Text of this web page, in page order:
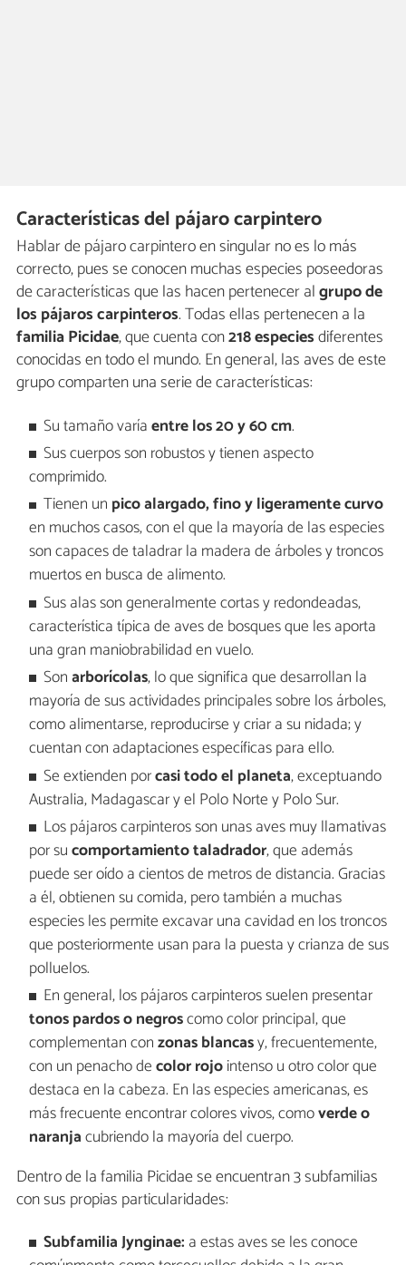
Características del pájaro carpintero
Hablar de pájaro carpintero en singular no es lo más
correcto, pues se conocen muchas especies poseedoras
de características que las hacen pertenecer algrupo de
los pájaros carpinteros. Todas ellas pertenecen a la
familia Picidae, que cuenta con218 especiesdiferentes
conocidas en todo el mundo. En general, las aves de este
grupo comparten una serie de características:
Su tamaño varíaentre los 20 y 60 cm.
Sus cuerpos son robustos y tienen aspecto
comprimido.
Tienen un pico alargado, fino y ligeramente curvo
en muchos casos, con el que la mayoría de las especies
son capaces de taladrar la madera de árboles y troncos
muertos en busca de alimento.
Sus alas son generalmente cortas y redondeadas,
característica típica de aves de bosques que les aporta
una gran maniobrabilidad en vuelo.
Sonarborícolas, lo que significa que desarrollan la
mayoría de sus actividades principales sobre los árboles,
como alimentarse, reproducirse y criar a su nidada; y
cuentan con adaptaciones específicas para ello.
Se extienden porcasi todo el planeta, exceptuando
Australia, Madagascar y el Polo Norte y Polo Sur.
Los pájaros carpinteros son unas aves muy llamativas
por sucomportamiento taladrador, que además
puede ser oído a cientos de metros de distancia. Gracias
a él, obtienen su comida, pero también a muchas
especies les permite excavar una cavidad en los troncos
que posteriormente usan para la puesta y crianza de sus
polluelos.
En general, los pájaros carpinteros suelen presentar
tonos pardos o negroscomo color principal, que
complementan conzonas blancasy, frecuentemente,
con un penacho decolor rojointenso u otro color que
destaca en la cabeza. En las especies americanas, es
más frecuente encontrar colores vivos, comoverde o
naranjacubriendo la mayoría del cuerpo.
Dentro de la familia Picidae se encuentran 3 subfamilias
con sus propias particularidades:
Subfamilia Jynginae: a estas aves se les conoce